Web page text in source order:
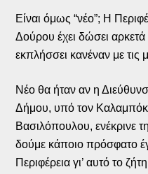
Είναι όμως “νέο”; Η
Δούρου έχει δώσει
εκπλήσσει κανέναν με τις
Νέο θα ήταν αν η
Δήμου, υπό τον
Βασιλόπουλου, ενέκρινε
δούμε κάποιο πρόσφατο
Περιφέρεια γι’ αυτό το